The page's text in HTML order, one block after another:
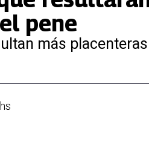
pene
más